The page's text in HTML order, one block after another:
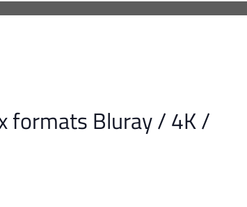
formats Bluray / 4K /